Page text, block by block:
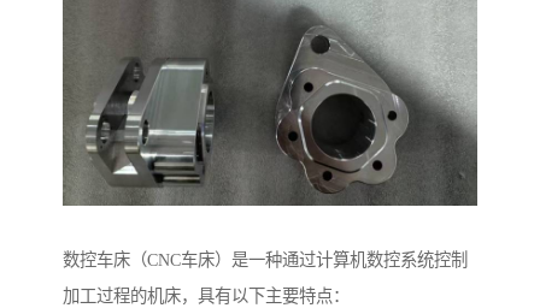
数控车床（CNC车床）是一种通过计算机数控系统控制
加工过程的机床，具有以下主要特点：